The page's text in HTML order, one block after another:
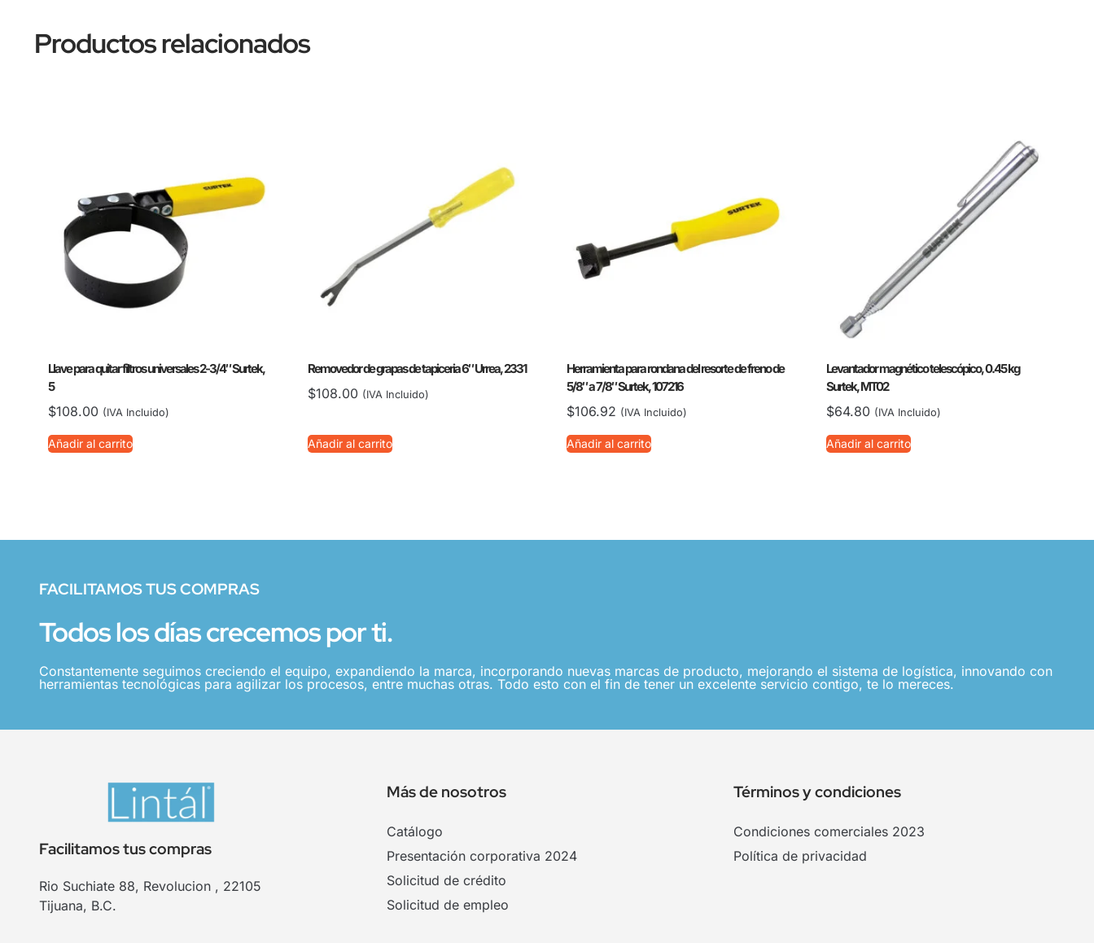
Productos relacionados
Llave para quitar filtros universales 2-3/4″ Surtek,
5
$108.00 (IVA Incluido)
Añadir al carrito
Removedor de grapas de tapiceria 6″ Urrea, 2331
$108.00 (IVA Incluido)
Añadir al carrito
Herramienta para rondana del resorte de freno de
5/8″ a 7/8″ Surtek, 107216
$106.92 (IVA Incluido)
Añadir al carrito
Levantador magnético telescópico, 0.45 kg
Surtek, MT02
$64.80 (IVA Incluido)
Añadir al carrito
FACILITAMOS TUS COMPRAS
Todos los días crecemos por ti.
Constantemente seguimos creciendo el equipo, expandiendo la marca, incorporando nuevas marcas de producto, mejorando el sistema de logística, innovando con
herramientas tecnológicas para agilizar los procesos, entre muchas otras. Todo esto con el fin de tener un excelente servicio contigo, te lo mereces.
Facilitamos tus compras
Rio Suchiate 88, Revolucion , 22105
Tijuana, B.C.
Más de nosotros
Catálogo
Presentación corporativa 2024
Solicitud de crédito
Solicitud de empleo
Términos y condiciones
Condiciones comerciales 2023
Política de privacidad